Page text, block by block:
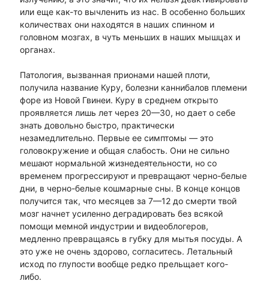
или еще как-то вычленить из нас. В особенно больших
количествах они находятся в наших спинном и
головном мозгах, в чуть меньших в наших мышцах и
органах.
Патология, вызванная прионами нашей плоти,
получила название Куру, болезни каннибалов племени
форе из Новой Гвинеи. Куру в среднем открыто
проявляется лишь лет через 20—30, но дает о себе
знать довольно быстро, практически
незамедлительно. Первые ее симптомы — это
головокружение и общая слабость. Они не сильно
мешают нормальной жизнедеятельности, но со
временем прогрессируют и превращают черно-белые
дни, в черно-белые кошмарные сны. В конце концов
получится так, что месяцев за 7—12 до смерти твой
мозг начнет усиленно деградировать без всякой
помощи мемной индустрии и видеоблогеров,
медленно превращаясь в губку для мытья посуды. А
это уже не очень здорово, согласитесь. Летальный
исход по глупости вообще редко прельщает кого-
либо.